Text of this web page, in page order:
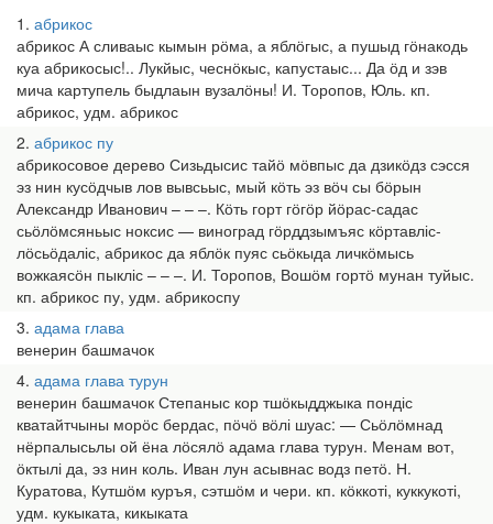
1 абрикос
абрикос А сливаыс кымын рӧма, а яблӧгыс, а пушыд гӧнакодь
куа абрикосыс!.. Лукйыс, чеснӧкыс, капустаыс... Да ӧд и зэв
мича картупель быдлаын вузалӧны! И. Торопов, Юль. кп.
абрикос, удм. абрикос
2 абрикос пу
абрикосовое дерево Сизьдысис тайӧ мӧвпыс да дзикӧдз сэсся
эз нин кусӧдчыв лов вывсьыс, мый кӧть эз вӧч сы бӧрын
Александр Иванович – – –. Кӧть горт гӧгӧр йӧрас-садас
сьӧлӧмсяньыс ноксис — виноград гӧрддзымъяс кӧртавліс-
лӧсьӧдаліс, абрикос да яблӧк пуяс сьӧкыда личкӧмысь
вожкаясӧн пыкліс – – –. И. Торопов, Вошӧм гортӧ мунан туйыс.
кп. абрикос пу, удм. абрикоспу
3 адама глава
венерин башмачок
4 адама глава турун
венерин башмачок Степаныс кор тшӧкыдджыка пондіс
кватайтчыны морӧс бердас, пӧчӧ вӧлі шуас: — Сьӧлӧмнад
нёрпалысьлы ой ёна лӧсялӧ адама глава турун. Менам вот,
ӧктылі да, эз нин коль. Иван лун асывнас водз петӧ. Н.
Куратова, Кутшӧм куръя, сэтшӧм и чери. кп. кӧккоті, куккукоті,
удм. кукыката, кикыката